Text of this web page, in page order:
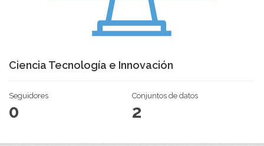
Ciencia Tecnología e Innovación
Seguidores
0
Conjuntos de datos
2